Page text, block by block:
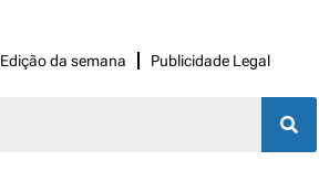
Edição da semana Publicidade Legal